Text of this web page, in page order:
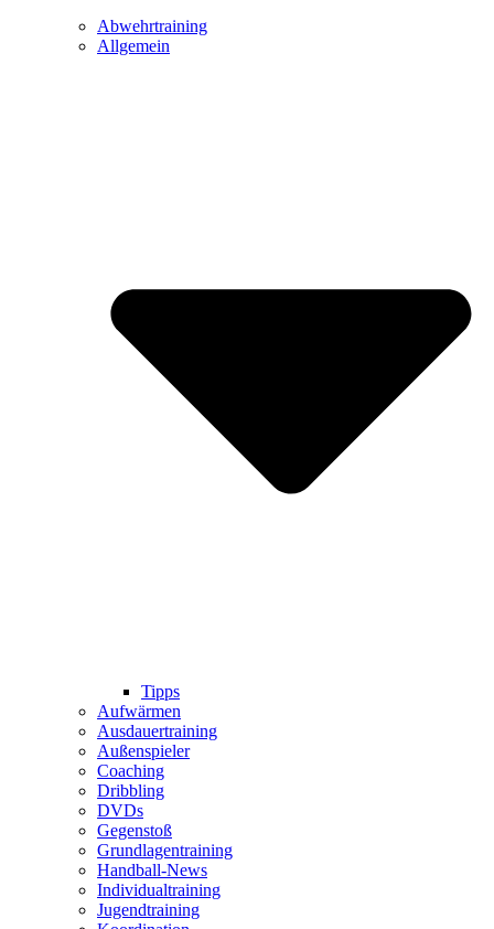
Abwehrtraining
Allgemein
Tipps
Aufwärmen
Ausdauertraining
Außenspieler
Coaching
Dribbling
DVDs
Gegenstoß
Grundlagentraining
Handball-News
Individualtraining
Jugendtraining